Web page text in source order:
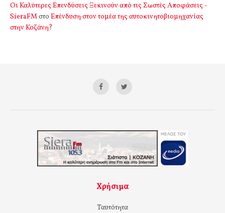
Οι Καλύτερες Επενδύσεις Ξεκινούν από τις Σωστές Αποφάσεις -
SieraFMστο Επένδυση στον τομέα της αυτοκινητοβιομηχανίας
στην Κοζάνη?
Χρήσιμα
Ταυτότητα